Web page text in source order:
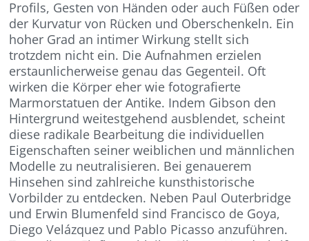
Profils, Gesten von Händen oder auch Füßen oder
der Kurvatur von Rücken und Oberschenkeln. Ein
hoher Grad an intimer Wirkung stellt sich
trotzdem nicht ein. Die Aufnahmen erzielen
erstaunlicherweise genau das Gegenteil. Oft
wirken die Körper eher wie fotografierte
Marmorstatuen der Antike. Indem Gibson den
Hintergrund weitestgehend ausblendet, scheint
diese radikale Bearbeitung die individuellen
Eigenschaften seiner weiblichen und männlichen
Modelle zu neutralisieren. Bei genauerem
Hinsehen sind zahlreiche kunsthistorische
Vorbilder zu entdecken. Neben Paul Outerbridge
und Erwin Blumenfeld sind Francisco de Goya,
Diego Velázquez und Pablo Picasso anzuführen.